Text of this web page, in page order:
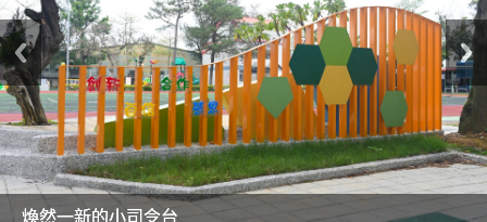
美麗的操場是我們活力的來源
美麗的操場是我們活力的來源
煥然一新的小司令台
煥然一新的小司令台
富含桃園埤塘田園風光意象的中廊
富含桃園埤塘田園風光意象的中廊
嶄新的中庭廣場
嶄新的中庭廣場
水生池生生不息
水生池生生不息